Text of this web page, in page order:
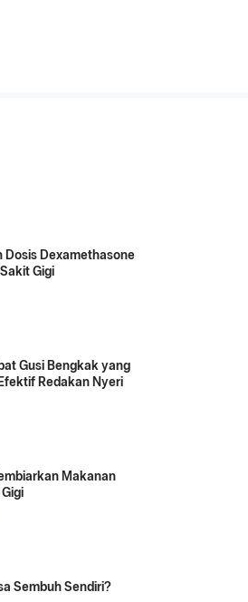
Dosis Dexamethasone
Gigi
Gusi Bengkak yang
Redakan Nyeri
Makanan
Sembuh Sendiri?